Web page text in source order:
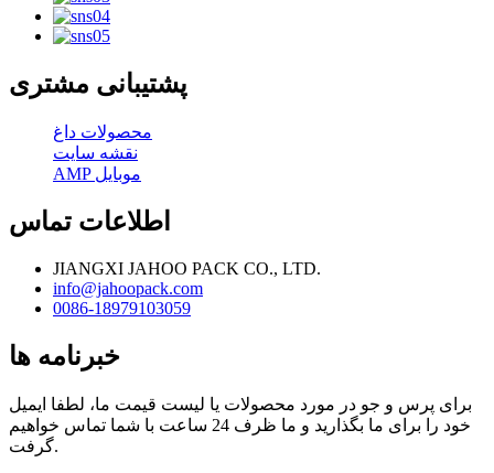
پشتیبانی مشتری
محصولات داغ
نقشه سایت
AMP موبایل
اطلاعات تماس
JIANGXI JAHOO PACK CO., LTD.
info@jahoopack.com
0086-18979103059
خبرنامه ها
برای پرس و جو در مورد محصولات یا لیست قیمت ما، لطفا ایمیل
خود را برای ما بگذارید و ما ظرف 24 ساعت با شما تماس خواهیم
گرفت.